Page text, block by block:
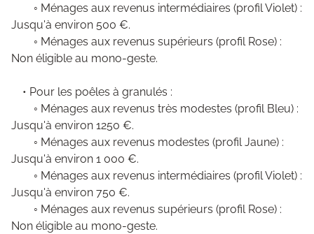
◦ Ménages aux revenus intermédiaires (profil Violet) :
Jusqu'à environ 500 €.
◦ Ménages aux revenus supérieurs (profil Rose) :
Non éligible au mono-geste.
• Pour les poêles à granulés :
◦ Ménages aux revenus très modestes (profil Bleu) :
Jusqu'à environ 1250 €.
◦ Ménages aux revenus modestes (profil Jaune) :
Jusqu'à environ 1 000 €.
◦ Ménages aux revenus intermédiaires (profil Violet) :
Jusqu'à environ 750 €.
◦ Ménages aux revenus supérieurs (profil Rose) :
Non éligible au mono-geste.